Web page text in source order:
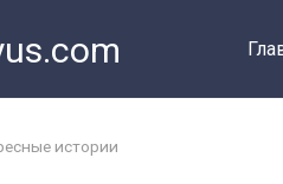
истории